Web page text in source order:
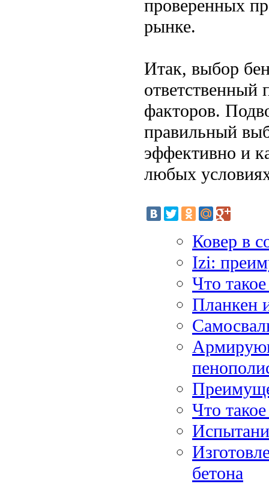
проверенных
рынке.
Итак, выбор
ответственный
факторов.
правильный
эффективно и
любых
Ковер в
Izi:
Что
Планкен
Что
бетона